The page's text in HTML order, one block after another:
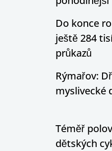
Do konce
ještě 284
průkazů
Rýmařov:
myslivecké
Téměř
dětských